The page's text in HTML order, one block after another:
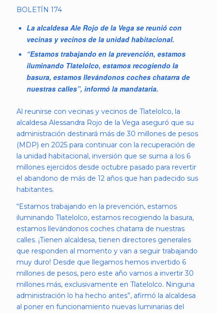
BOLETÍN 174
La alcaldesa Ale Rojo de la Vega se reunió con
vecinas y vecinos de la unidad habitacional.
“Estamos trabajando en la prevención, estamos
iluminando Tlatelolco, estamos recogiendo la
basura, estamos llevándonos coches chatarra de
nuestras calles”, informó la mandataria.
Al reunirse con vecinas y vecinos de Tlatelolco, la
alcaldesa Alessandra Rojo de la Vega aseguró que su
administración destinará más de 30 millones de pesos
(MDP) en 2025 para continuar con la recuperación de
la unidad habitacional, inversión que se suma a los 6
millones ejercidos desde octubre pasado para revertir
el abandono de más de 12 años que han padecido sus
habitantes.
“Estamos trabajando en la prevención, estamos
iluminando Tlatelolco, estamos recogiendo la basura,
estamos llevándonos coches chatarra de nuestras
calles. ¡Tienen alcaldesa, tienen directores generales
que responden al momento y van a seguir trabajando
muy duro! Desde que llegamos hemos invertido 6
millones de pesos, pero este año vamos a invertir 30
millones más, exclusivamente en Tlatelolco. Ninguna
administración lo ha hecho antes”, afirmó la alcaldesa
al poner en funcionamiento nuevas luminarias del